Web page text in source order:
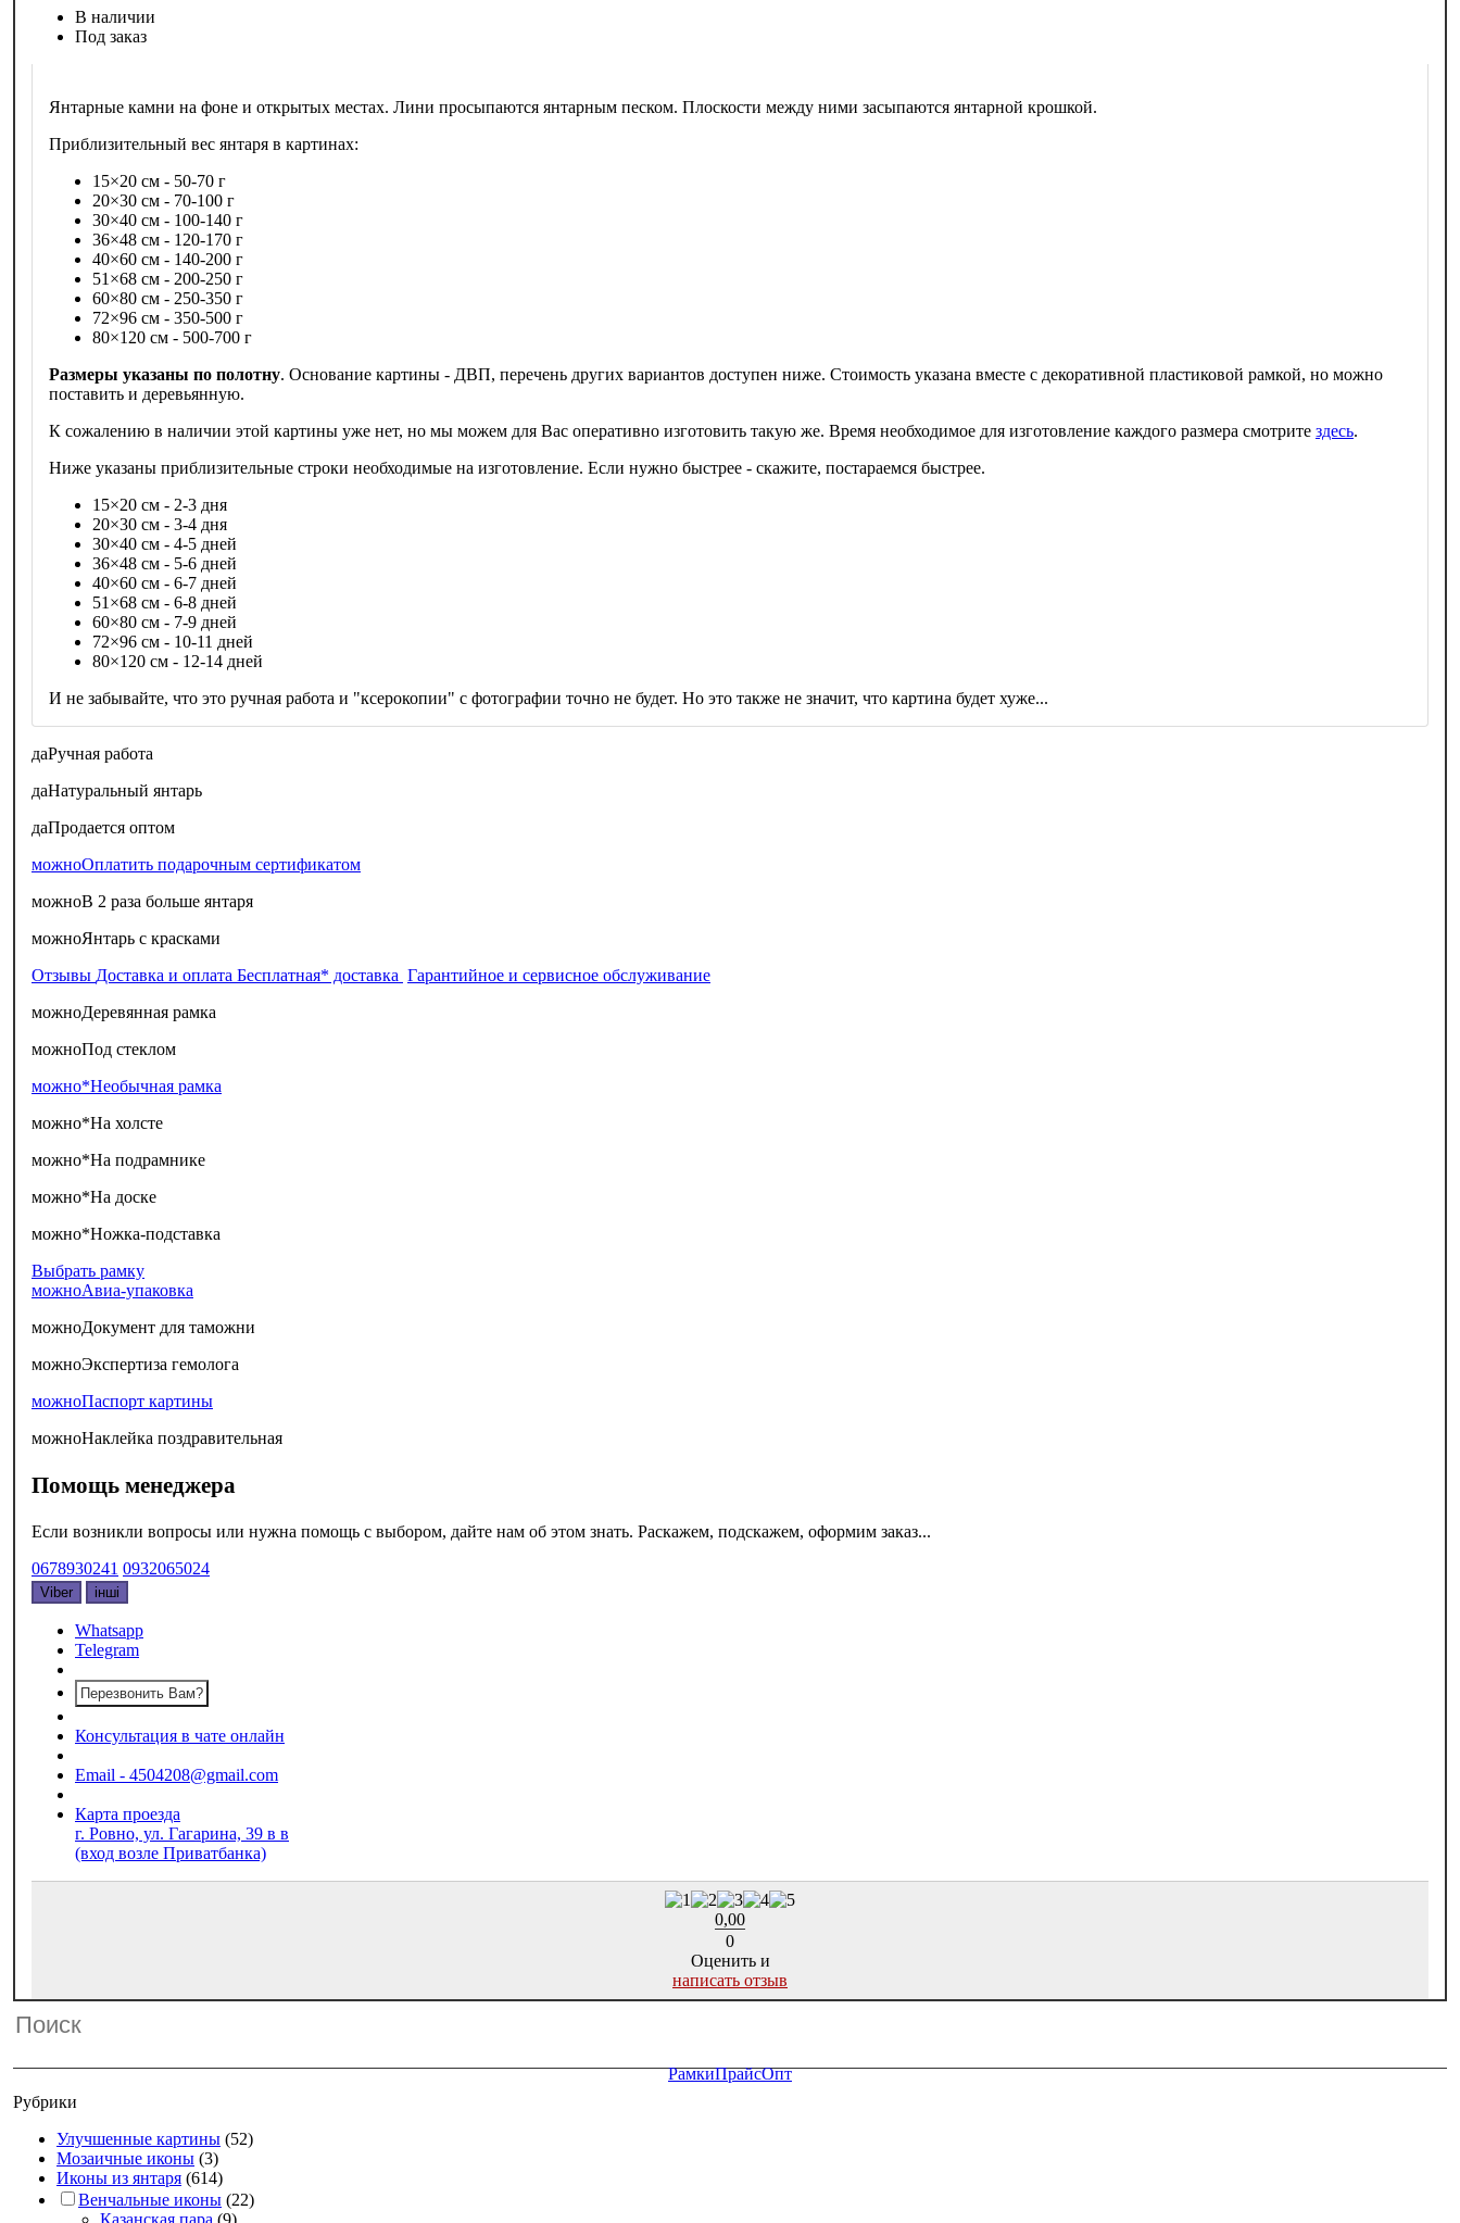
В наличии
Под заказ
Янтарные камни на фоне и открытых местах. Лини просыпаются янтарным песком. Плоскости между ними засыпаются янтарной крошкой.
Приблизительный вес янтаря в картинах:
15×20 см - 50-70 г
20×30 см - 70-100 г
30×40 см - 100-140 г
36×48 см - 120-170 г
40×60 см - 140-200 г
51×68 см - 200-250 г
60×80 см - 250-350 г
72×96 см - 350-500 г
80×120 см - 500-700 г
Размеры указаны по полотну. Основание картины - ДВП, перечень других вариантов доступен ниже. Стоимость указана вместе с декоративной пластиковой рамкой, но можно
поставить и деревьянную.
К сожалению в наличии этой картины уже нет, но мы можем для Вас оперативно изготовить такую же. Время необходимое для изготовление каждого размера смотрите здесь.
Ниже указаны приблизительные строки необходимые на изготовление. Если нужно быстрее - скажите, постараемся быстрее.
15×20 см - 2-3 дня
20×30 см - 3-4 дня
30×40 см - 4-5 дней
36×48 см - 5-6 дней
40×60 см - 6-7 дней
51×68 см - 6-8 дней
60×80 см - 7-9 дней
72×96 см - 10-11 дней
80×120 см - 12-14 дней
И не забывайте, что это ручная работа и "ксерокопии" с фотографии точно не будет. Но это также не значит, что картина будет хуже...
даРучная работа
даНатуральный янтарь
даПродается оптом
можноОплатить подарочным сертификатом
можноВ 2 раза больше янтаря
можноЯнтарь с красками
Отзывы Доставка и оплата Бесплатная* доставка Гарантийное и сервисное обслуживание
можноДеревянная рамка
можноПод стеклом
можно*Необычная рамка
можно*На холсте
можно*На подрамнике
можно*На доске
можно*Ножка-подставка
Выбрать рамку
можноАвиа-упаковка
можноДокумент для таможни
можноЭкспертиза гемолога
можноПаспорт картины
можноНаклейка поздравительная
Помощь менеджера
Если возникли вопросы или нужна помощь с выбором, дайте нам об этом знать. Раскажем, подскажем, оформим заказ...
0678930241 0932065024
Viber інші
Whatsapp
Telegram
Перезвонить Вам?
Консультация в чате онлайн
Email - 4504208@gmail.com
Карта проезда
г. Ровно, ул. Гагарина, 39 в в
(вход возле Приватбанка)
0,00
0
Оценить и
написать отзыв
РамкиПрайсОпт
Рубрики
Улучшенные картины (52)
Мозаичные иконы (3)
Иконы из янтаря (614)
Венчальные иконы (22)